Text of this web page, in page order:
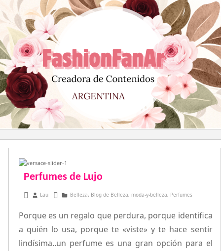
al
contenido
Perfumes de Lujo
octubre 13, 2016
Lau Belleza, Blog de Belleza, moda-y-belleza, Perfumes
Porque es un regalo que perdura, porque identifica
a quién lo usa, porque te «viste» y te hace sentir
lindísima..un perfume es una gran opción para el